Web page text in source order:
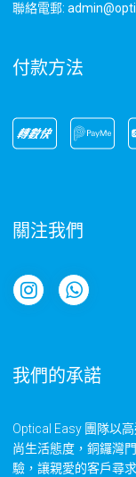
聯絡電郵:
付款方法
關注我們
我們的承諾
Optical Easy 團隊以
尚生活態度，銅鑼灣
驗，讓親愛的客戶尋